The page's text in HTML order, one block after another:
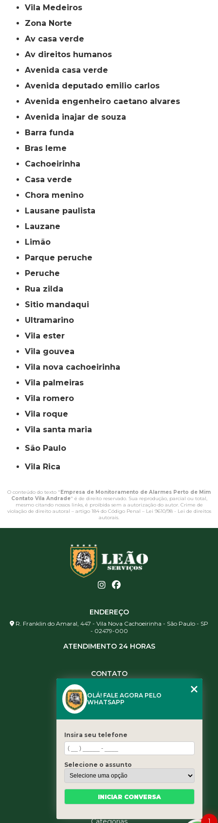
Vila Medeiros
Zona Norte
av casa verde
av direitos humanos
avenida casa verde
avenida deputado emilio carlos
avenida engenheiro caetano alvares
avenida inajar de souza
barra funda
bras leme
cachoeirinha
casa verde
chora menino
lausane paulista
lauzane
limão
parque peruche
peruche
rua zilda
sitio mandaqui
ultramarino
vila ester
vila gouvea
vila nova cachoeirinha
vila palmeiras
vila romero
vila roque
vila santa maria
São Paulo
Vila Rica
O conteúdo do texto " Empresa de Monitoramento de Alarmes Perto de Mim
Contato Vila Andrade" é de direito reservado. Sua reprodução, parcial ou total,
mesmo citando nossos links, é proibida sem a autorização do autor. Crime de
violação de direito autoral – artigo 184 do Código Penal – Lei 9610/98 - Lei de direitos
autorais.
ENDEREÇO
R. Franklin do Amaral, 447 - Vila Nova Cachoeirinha - São Paulo - SP
- 02479-000
ATENDIMENTO 24 HORAS
CONTATO
(11) 3461-5871
contato@leaoservicos.com.br
Home
Quem somos
Serviços
Blog
1
OLÁ! FALE AGORA PELO
WHATSAPP
Insira seu telefone
Selecione o assunto
INICIAR CONVERSA